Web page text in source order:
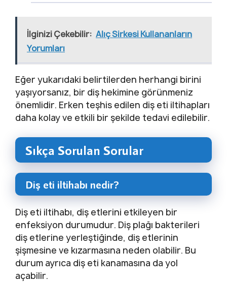
İlginizi Çekebilir: Alıç Sirkesi Kullananların
Yorumları
Eğer yukarıdaki belirtilerden herhangi birini
yaşıyorsanız, bir diş hekimine görünmeniz
önemlidir. Erken teşhis edilen diş eti iltihapları
daha kolay ve etkili bir şekilde tedavi edilebilir.
Sıkça Sorulan Sorular
Diş eti iltihabı nedir?
Diş eti iltihabı, diş etlerini etkileyen bir
enfeksiyon durumudur. Diş plağı bakterileri
diş etlerine yerleştiğinde, diş etlerinin
şişmesine ve kızarmasına neden olabilir. Bu
durum ayrıca diş eti kanamasına da yol
açabilir.